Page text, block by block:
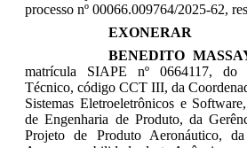
processo nº 00066.009764/2025-62,
EXONERAR
BENEDITO
matrícula SIAPE nº 0664117, do
Técnico, código CCT III, da
Sistemas Eletroeletrônicos e
de Engenharia de Produto, da
Projeto de Produto Aeronáutico,